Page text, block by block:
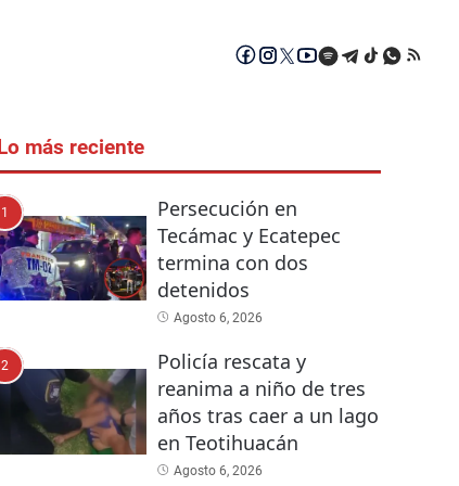
Lo más reciente
1
Persecución en
Tecámac y Ecatepec
termina con dos
detenidos
Agosto 6, 2026
2
Policía rescata y
reanima a niño de tres
años tras caer a un lago
en Teotihuacán
Agosto 6, 2026